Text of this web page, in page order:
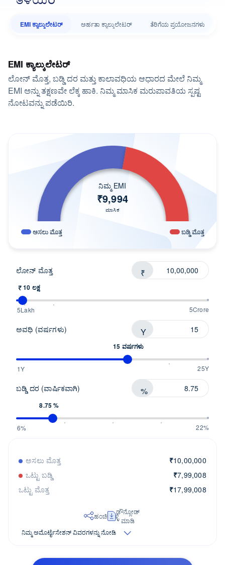
ಅರ್ಜಿ ಸಲ್ಲಿಸುವುದು ಹೇಗೆ
ಹೋಮ್ ಲೋನ್‌ಗಳು
ಸಿಟಿ ಹೋಮ್ ಲೋನ್
ನಿಮಗಾಗಿ ಸರಿಯಾದ ಲೋನ್
ಹೋಮ್ ಲೋನ್‌ಗಾಗಿ ಹುಡುಕುತ್ತಿದ್ದೀರಾ
EMI ಕ್ಯಾಲ್ಕುಲೇಟರ್ ಅರ್ಹತಾ ಕ್ಯಾಲ್ಕುಲೇಟರ್ ತೆರಿಗೆಯ ಪ್ರಯೋಜನಗಳು
EMI ಕ್ಯಾಲ್ಕುಲೇಟರ್
ಲೋನ್ ಮೊತ್ತ, ಬಡ್ಡಿ ದರ ಮತ್ತು ಕಾಲಾವಧಿಯ ಆಧಾರದ ಮೇಲೆ ನಿಮ್ಮ
EMI ಅನ್ನು ತಕ್ಷಣವೇ ಲೆಕ್ಕ ಹಾಕಿ. ನಿಮ್ಮ ಮಾಸಿಕ ಮರುಪಾವತಿಯ ಸ್ಪಷ್ಟ
ನೋಟವನ್ನು ಪಡೆಯಿರಿ.
ನಿಮ್ಮ EMI
₹9,994
ಮಾಸಿಕ
ಅಸಲು ಮೊತ್ತ ಬಡ್ಡಿ ಮೊತ್ತ
ಲೋನ್ ಮೊತ್ತ ₹
₹ 10 ಲಕ್ಷ
5Lakh 5Crore
ಅವಧಿ (ವರ್ಷಗಳು) Y
15 ವರ್ಷಗಳು
1Y 25Y
ಬಡ್ಡಿ ದರ (ವಾರ್ಷಿಕವಾಗಿ) %
8.75 %
6% 22%
ಅಸಲು ಮೊತ್ತ ₹10,00,000
ಒಟ್ಟು ಬಡ್ಡಿ
₹7,99,008
ಒಟ್ಟು ಮೊತ್ತ
₹17,99,008
ಹಂಚಿಕೊಳ್ಳಿ
ಡೌನ್ಲೋಡ್
ಮಾಡಿ
ನಿಮ್ಮ ಅಮೊರ್ಟೈಸೇಶನ್ ವಿವರಗಳನ್ನು ನೋಡಿ